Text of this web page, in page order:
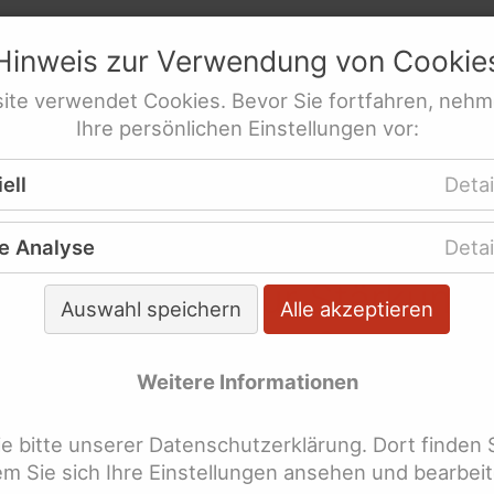
jetzt
Länder der Welt
e.V.
behinderte Frauen
Themen
Sozialgesetzbuch IX
des Selbstbewusstseins?
sind Kurse zur Stärkung
Sozialgesetzbuch (SGB) IX wurde 2001 eine
bedrohte Frauen und Mädchen
Rehabilitation können Frauen und Mädchen
zur Verwendung von
verwendet Cookies. Bevor Sie fortfahren,
Ihre persönlichen Einstellungen vor:
Analyse
Auswahl speichern Alle akzeptieren
Weitere Informationen
bitte unserer Datenschutzerklärung. Dort finden
Sie sich Ihre Einstellungen ansehen und